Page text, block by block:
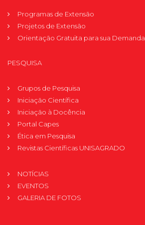
Programas de Extensão
Projetos de Extensão
Orientação Gratuita para sua Demanda
PESQUISA
Grupos de Pesquisa
Iniciação Científica
Iniciação à Docência
Portal Capes
Ética em Pesquisa
Revistas Científicas UNISAGRADO
NOTÍCIAS
EVENTOS
GALERIA DE FOTOS